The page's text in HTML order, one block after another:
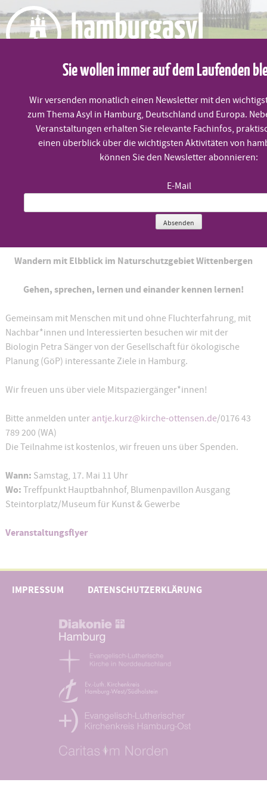
to
content
MENÜ
Wandern mit Elbblick im Naturschutzgebiet Wittenbergen
Gehen, sprechen, lernen und einander kennen lernen!
Gemeinsam mit Menschen mit und ohne Fluchterfahrung, mit
Nachbar*innen und Interessierten besuchen wir mit der
Biologin Petra Sänger von der Gesellschaft für ökologische
Planung (GöP) interessante Ziele in Hamburg.
Wir freuen uns über viele Mitspaziergänger*innen!
Bitte anmelden unter antje.kurz@kirche-ottensen.de/0176 43
789 200 (WA)
Die Teilnahme ist kostenlos, wir freuen uns über Spenden.
Wann: Samstag, 17. Mai 11 Uhr
Wo: Treffpunkt Hauptbahnhof, Blumenpavillon Ausgang
Steintorplatz/Museum für Kunst & Gewerbe
Veranstaltungsflyer
IMPRESSUM DATENSCHUTZERKLÄRUNG
Sie wollen immer auf dem Laufenden
Wir versenden monatlich einen Newsletter mit den
zum Thema Asyl in Hamburg, Deutschland und Europa.
Veranstaltungen erhalten Sie relevante Fachinfos,
einen überblick über die wichtigsten Aktivitäten von
können Sie den Newsletter abonnieren:
E-Mail
Absenden